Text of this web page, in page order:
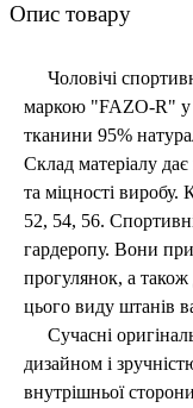
Опис товару
Чоловічі
маркою "FAZO-R"
тканини 95%
Склад матеріалу
та міцності виробу.
52, 54, 56.
гардеропу. Вони
прогулянок, а також
цього виду штанів
Сучасні
дизайном і
внутрішньої